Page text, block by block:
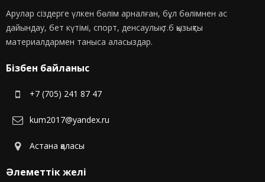
Арулар сіздерге үлкен бөлім арналған, бұл бөлімнен ас
дайындау, бет күтімі, спорт, денсаулық т.б қызықты
материалдармен таныса аласыздар.
Бізбен байланыс
+7 (705) 241 87 47
kum2017@yandex.ru
Астана қаласы
Әлеметтік желі